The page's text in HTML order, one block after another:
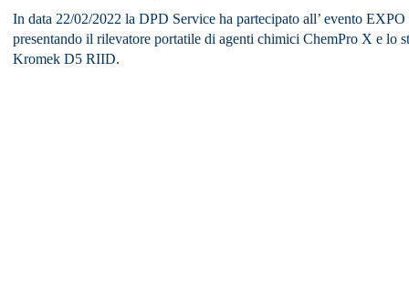
In data 22/02/2022 la DPD Service ha partecipato all’ evento
presentando il rilevatore portatile di agenti chimici ChemPro X e lo
Kromek D5 RIID.